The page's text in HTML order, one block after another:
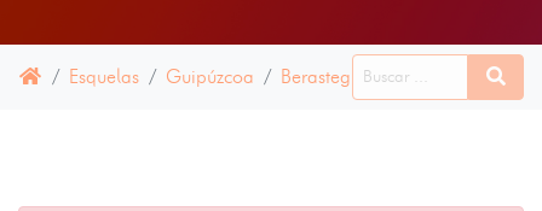
Esquelas Guipúzcoa Berastegi 26 ENERO 2023